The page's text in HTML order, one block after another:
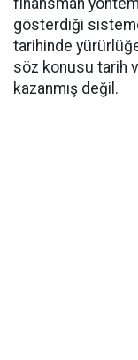
gösterdiği
tarihinde
söz konusu tarih
kazanmış değil.